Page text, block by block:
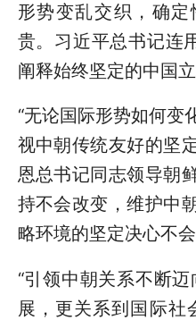
形势变乱交织，确
贵。习近平总书记连
阐释始终坚定的中国
“无论国际形势如何变
视中朝传统友好的坚
恩总书记同志领导朝
持不会改变，维护中
略环境的坚定决心不
“引领中朝关系不断
展，更关系到国际社